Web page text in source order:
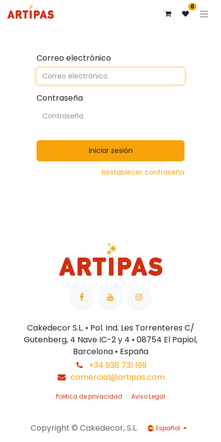
0
Correo electrónico
Contraseña
Iniciar sesión
Restablecer contraseña
Cakedecor S.L. • Pol. Ind. Les Torrenteres C/
Gutenberg, 4 Nave IC-2 y 4 • 08754 El Papiol,
Barcelona • España
+34 936 731 199
comercial@artipas.com
Politica de privacidad Aviso Legal
Copyright © Cakedecor, S.L. Español